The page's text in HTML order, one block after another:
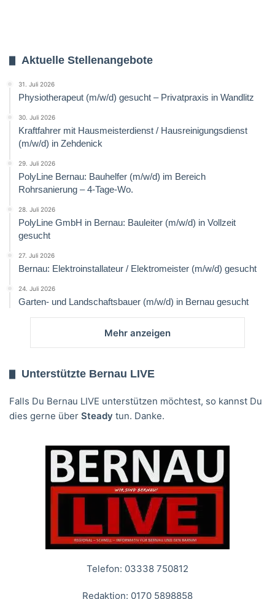
Aktuelle Stellenangebote
31. Juli 2026
Physiotherapeut (m/w/d) gesucht – Privatpraxis in Wandlitz
30. Juli 2026
Kraftfahrer mit Hausmeisterdienst / Hausreinigungsdienst
(m/w/d) in Zehdenick
29. Juli 2026
PolyLine Bernau: Bauhelfer (m/w/d) im Bereich
Rohrsanierung – 4-Tage-Wo.
28. Juli 2026
PolyLine GmbH in Bernau: Bauleiter (m/w/d) in Vollzeit
gesucht
27. Juli 2026
Bernau: Elektroinstallateur / Elektromeister (m/w/d) gesucht
24. Juli 2026
Garten- und Landschaftsbauer (m/w/d) in Bernau gesucht
Mehr anzeigen
Unterstützte Bernau LIVE
Falls Du Bernau LIVE unterstützen möchtest, so kannst Du
dies gerne über Steady tun. Danke.
Telefon: 03338 750812
Redaktion: 0170 5898858